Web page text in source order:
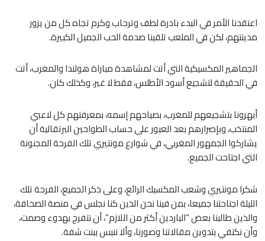
اعتقدنا الأمر في البدء بادرة لطف وترحاب وكرم تجاه كل من يزور
مدينتهم، لكن في الملعب تلقينا صدمة الحب الجميل الكبيرة.
الجماهير المكسيكية التي أتت لمشاهدة مباراة هولندا والمغرب، أتت
في الحقيقة لتشجيع أسود الأطلس، فقط لا غير، وكذلك كان.
أبهرونا بتشجيعهم للمغرب، بصياحهم إسمه، بمعرفتهم كل لاعبي
المنتخب، وبإصرارهم بعد العبور على حساب الطواحين البرتقالية أن
يشاركوا الجمهور المغربي، في شوارع مونتيري تلك الفرحة المجنونة
التي اجتاحت الجميع.
شكرا مونتيري وشعب المكسيك الرائع، وعلى ذكر الجميع، الفرحة تلك
الليلة اجتاحتنا جميعا، بمن فينا نحن الذين كنا نجلس في منصة الصحافة،
والذين طالبنا بعض “الباردين أكثر من اللازم”، أن نتفرج بهدوء وصمت،
وأن نكتفي بتدوين مقالاتنا وصورنا، وألا ننبس ببنت شفة.